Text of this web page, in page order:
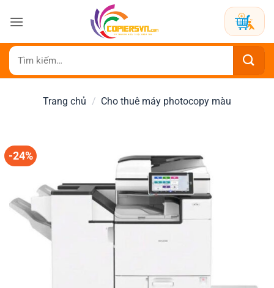
qua
dung
Tìm
kiếm:
Trang chủ / Cho thuê máy photocopy màu
-24%